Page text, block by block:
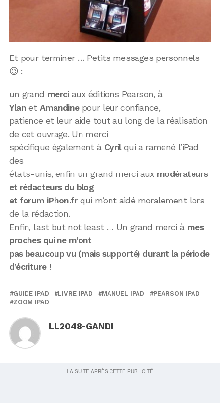
Et pour terminer … Petits messages personnels
😉 :
un grand merciaux éditions Pearson, à
Ylan et Amandinepour leur confiance,
patience et leur aide tout au long de la réalisation
de cet ouvrage. Un merci
spécifique également à Cyrilqui a ramené l’iPad
des
états-unis, enfin un grand merci aux modérateurs
et rédacteurs du blog
et forum iPhon.frqui m’ont aidé moralement lors
de la rédaction.
Enfin, last but not least … Un grand merci à mes
proches qui ne m’ont
pas beaucoup vu (mais supporté) durant la période
d’écriture!
GUIDE IPAD LIVRE IPAD MANUEL IPAD
PEARSON IPAD
ZOOM IPAD
LL2048-GANDI